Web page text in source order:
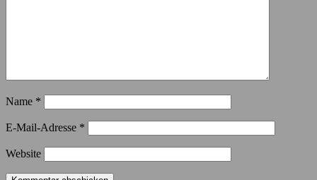
Name *
E-Mail-Adresse *
Website